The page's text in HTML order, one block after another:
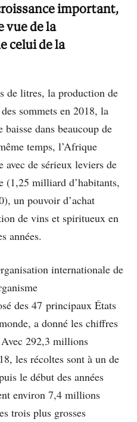
important,
vue de la
celui de la
de litres, la production de
sommets en 2018, la
dans beaucoup de
temps, l’Afrique
avec de sérieux leviers de
(1,25 milliard d’habitants,
un pouvoir d’achat
de vins et spiritueux en
années.
internationale de
des 47 principaux États
a donné les chiffres
292,3 millions
les récoltes sont à un de
le début des années
environ 7,4 millions
trois plus grosses